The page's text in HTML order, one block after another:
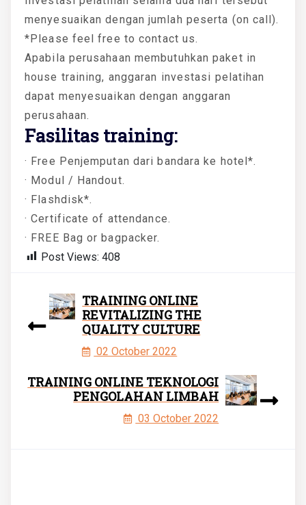
menyesuaikan dengan jumlah peserta (on call).
*Please feel free to contact us.
Apabila perusahaan membutuhkan paket in
house training, anggaran investasi pelatihan
dapat menyesuaikan dengan anggaran
perusahaan.
Fasilitas training:
· Free Penjemputan dari bandara ke hotel*.
· Modul / Handout.
· Flashdisk*.
· Certificate of attendance.
· FREE Bag or bagpacker.
Post Views: 408
TRAINING ONLINE
REVITALIZING THE
QUALITY CULTURE
02 October 2022
TRAINING ONLINE TEKNOLOGI
PENGOLAHAN LIMBAH
03 October 2022